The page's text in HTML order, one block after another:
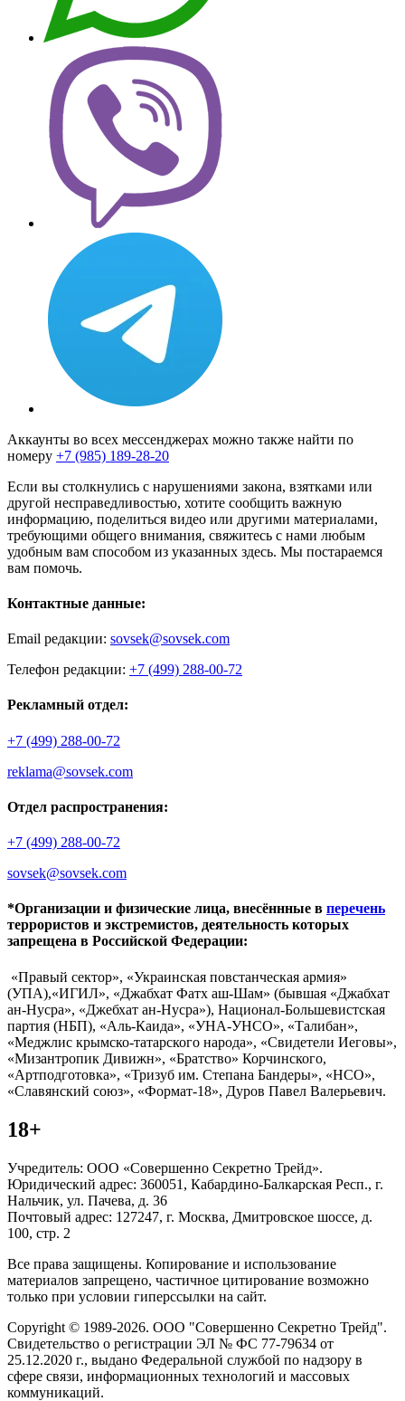
Аккаунты во всех мессенджерах можно также найти по
номеру +7 (985) 189-28-20
Если вы столкнулись с нарушениями закона, взятками или
другой несправедливостью, хотите сообщить важную
информацию, поделиться видео или другими материалами,
требующими общего внимания, свяжитесь с нами любым
удобным вам способом из указанных здесь. Мы постараемся
вам помочь.
Контактные данные:
Email редакции: sovsek@sovsek.com
Телефон редакции: +7 (499) 288-00-72
Рекламный отдел:
+7 (499) 288-00-72
reklama@sovsek.com
Отдел распространения:
+7 (499) 288-00-72
sovsek@sovsek.com
*Организации и физические лица, внесённные в перечень
террористов и экстремистов, деятельность которых
запрещена в Российской Федерации:
«Правый сектор», «Украинская повстанческая армия»
(УПА),«ИГИЛ», «Джабхат Фатх аш-Шам» (бывшая «Джабхат
ан-Нусра», «Джебхат ан-Нусра»), Национал-Большевистская
партия (НБП), «Аль-Каида», «УНА-УНСО», «Талибан»,
«Меджлис крымско-татарского народа», «Свидетели Иеговы»,
«Мизантропик Дивижн», «Братство» Корчинского,
«Артподготовка», «Тризуб им. Степана Бандеры», «НСО»,
«Славянский союз», «Формат-18», Дуров Павел Валерьевич.
18+
Учредитель: ООО «Совершенно Секретно Трейд».
Юридический адрес: 360051, Кабардино-Балкарская Респ., г.
Нальчик, ул. Пачева, д. 36
Почтовый адрес: 127247, г. Москва, Дмитровское шоссе, д.
100, стр. 2
Все права защищены. Копирование и использование
материалов запрещено, частичное цитирование возможно
только при условии гиперссылки на сайт.
Copyright © 1989-2026. ООО "Совершенно Секретно Трейд".
Свидетельство о регистрации ЭЛ № ФС 77-79634 от
25.12.2020 г., выдано Федеральной службой по надзору в
сфере связи, информационных технологий и массовых
коммуникаций.